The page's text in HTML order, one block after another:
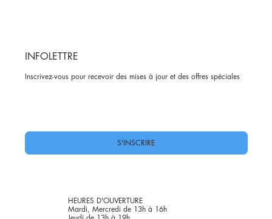
INFOLETTRE
Inscrivez-vous pour recevoir des mises à jour et des offres spéciales
S'INSCRIRE
HEURES D'OUVERTURE
Mardi, Mercredi de 13h à 16h